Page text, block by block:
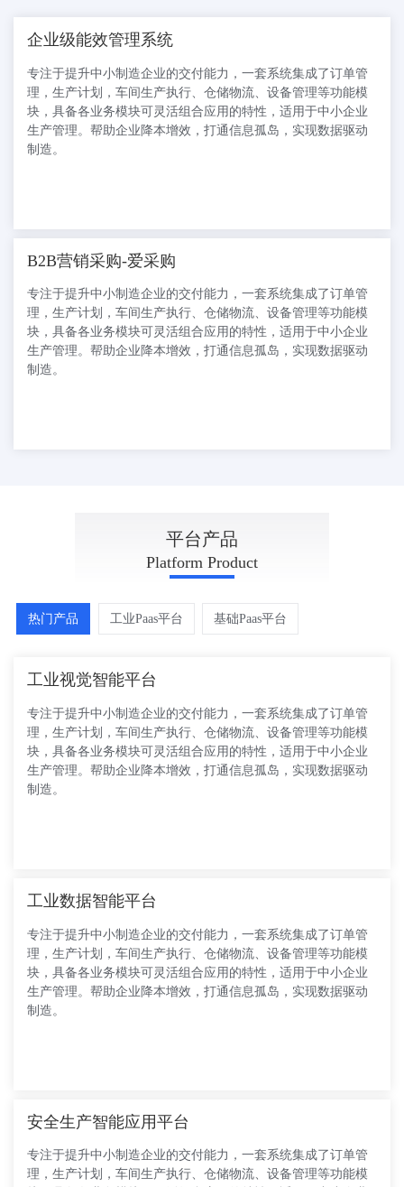
废、工废，生产过程不合格品处理、结算
对帐进行全面管理，快速获取质量数据和
生产过程数据。 符合现代企业规范流程，
易用
企业级能效管理系统
专注于提升中小制造企业的交付能力，一套系统集成了订单管
理，生产计划，车间生产执行、仓储物流、设备管理等功能模
块，具备各业务模块可灵活组合应用的特性，适用于中小企业
生产管理。帮助企业降本增效，打通信息孤岛，实现数据驱动
制造。
B2B营销采购-爱采购
专注于提升中小制造企业的交付能力，一套系统集成了订单管
理，生产计划，车间生产执行、仓储物流、设备管理等功能模
块，具备各业务模块可灵活组合应用的特性，适用于中小企业
生产管理。帮助企业降本增效，打通信息孤岛，实现数据驱动
制造。
PLATFORM
平台产品
Platform Product
热门产品 工业Paas平台 基础Paas平台
工业视觉智能平台
专注于提升中小制造企业的交付能力，一套系统集成了订单管
理，生产计划，车间生产执行、仓储物流、设备管理等功能模
块，具备各业务模块可灵活组合应用的特性，适用于中小企业
生产管理。帮助企业降本增效，打通信息孤岛，实现数据驱动
制造。
工业数据智能平台
专注于提升中小制造企业的交付能力，一套系统集成了订单管
理，生产计划，车间生产执行、仓储物流、设备管理等功能模
块，具备各业务模块可灵活组合应用的特性，适用于中小企业
生产管理。帮助企业降本增效，打通信息孤岛，实现数据驱动
制造。
安全生产智能应用平台
专注于提升中小制造企业的交付能力，一套系统集成了订单管
理，生产计划，车间生产执行、仓储物流、设备管理等功能模